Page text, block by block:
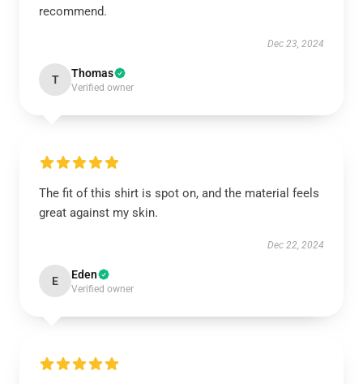
recommend.
Dec 23, 2024
T Thomas
Verified owner
The fit of this shirt is spot on, and the material feels
great against my skin.
Dec 22, 2024
E Eden
Verified owner